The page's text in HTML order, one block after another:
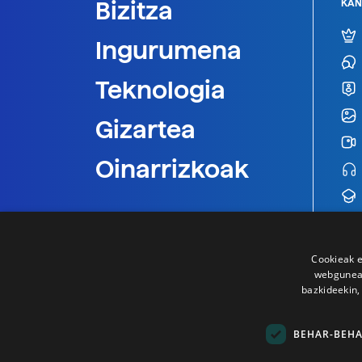
Bizitza
Ingurumena
Teknologia
Gizartea
Oinarrizkoak
Cookieak
BEHAR-